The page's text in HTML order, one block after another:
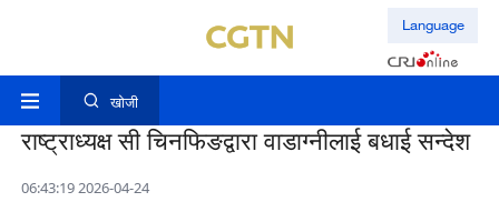
Language
खोजी
राष्ट्राध्यक्ष सी चिनफिङद्वारा वाडाग्नीलाई बधाई सन्देश
06:43:19 2026-04-24